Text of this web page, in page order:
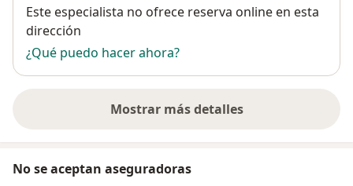
Disponibilidad
Este especialista no ofrece reserva online en esta
dirección
¿Qué puedo hacer ahora?
Mostrar más detalles
sobre la dirección
No se aceptan aseguradoras